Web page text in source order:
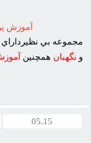
آموزش
مجموعه بي
و نگهبان همچنين
05.15